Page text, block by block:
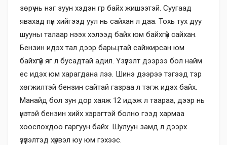
зөрүү нь нэг зуун хэдэн гр байх жишээтэй. Суугаад
явахад пүн хийгээд уул нь сайхан л даа. Тохь тух дуу
шууны талаар нээх хэлээд байх юм байхгүй сайхан.
Бензин идэх тал дээр барьцтай сайжирсан юм
байхгүй яг л бусадтай адил. Үзүүлэлт дээрээ бол найм
ес идэх юм харагдана лээ. Шинэ дээрээ тэгээд тэр
хөгжилтэй бензин сайтай газраа л тэгж идэх байх.
Манайд бол зун дор хаяж 12 идэж л таараа, дээр нь
үнэтэй бензин хийх хэрэгтэй болно гээд хармаа
хоослохдоо гаргуун байх. Шулуун замд л дээрх
үзүүлэлтэд хүрвэл юу юм гэхээс.